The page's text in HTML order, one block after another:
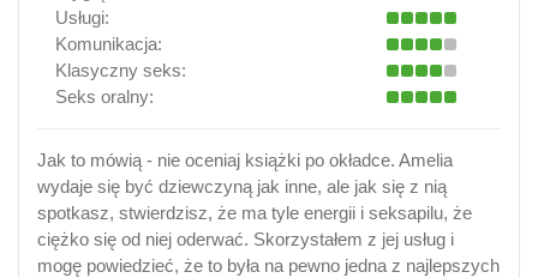
Usługi:
Komunikacja:
Klasyczny seks:
Seks oralny:
Jak to mówią - nie oceniaj książki po okładce. Amelia
wydaje się być dziewczyną jak inne, ale jak się z nią
spotkasz, stwierdzisz, że ma tyle energii i seksapilu, że
ciężko się od niej oderwać. Skorzystałem z jej usług i
mogę powiedzieć, że to była na pewno jedna z najlepszych